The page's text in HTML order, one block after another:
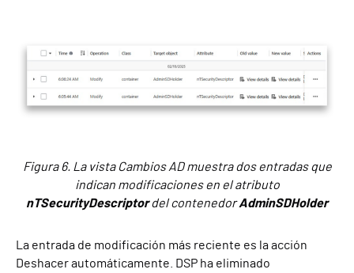
Figura 6. La vista Cambios AD muestra dos entradas que
indican modificaciones en el atributo
nTSecurityDescriptordel contenedorAdminSDHolder
La entrada de modificación más reciente es la acción
Deshacer automáticamente. DSP ha eliminado